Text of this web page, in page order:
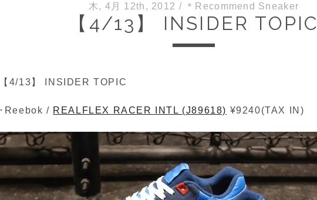
木, 4月 12th, 2012 / ＊Recommend Sneaker
【4/13】 INSIDER TOPIC
【4/13】 INSIDER TOPIC
･Reebok / REALFLEX RACER INTL (J89618) ¥9240(TAX IN)